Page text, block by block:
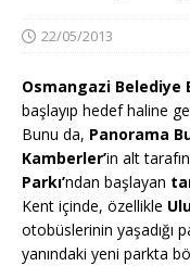
22/05/2013
Osmangazi Belediye
başlayıp hedef haline
Bunu da, Panorama
Kamberler’in alt
Parkı’ndan başlayan
Kent içinde, özellikle
otobüslerinin yaşadığı
yanındaki yeni parkta